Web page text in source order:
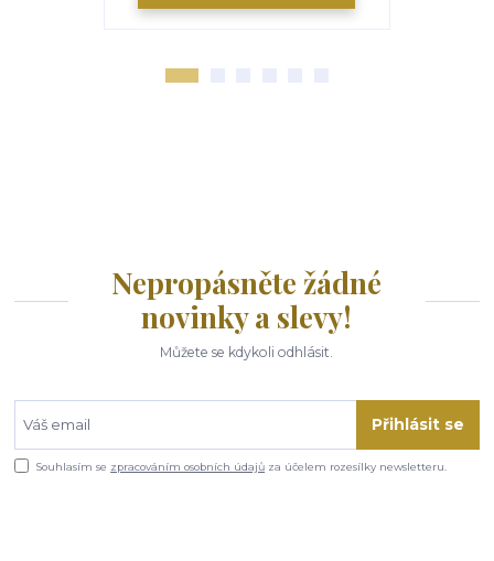
Nepropásněte žádné
novinky a slevy!
Můžete se kdykoli odhlásit.
Přihlásit se
Souhlasím se zpracováním osobních údajů za účelem rozesílky newsletteru.